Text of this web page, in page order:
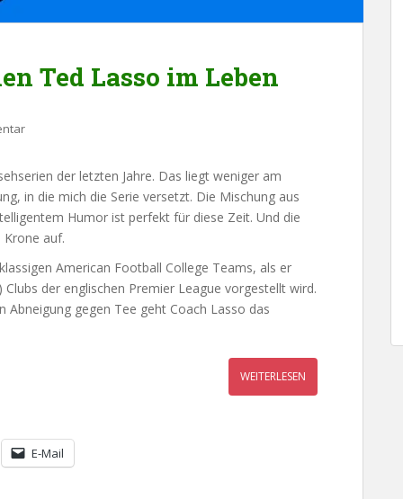
Ted Lasso im Leben
der letzten Jahre. Das liegt weniger am
in die mich die Serie versetzt. Die Mischung aus
Humor ist perfekt für diese Zeit. Und die
auf.
American Football College Teams, als er
der englischen Premier League vorgestellt wird.
gegen Tee geht Coach Lasso das
WEITERLESEN
E-Mail